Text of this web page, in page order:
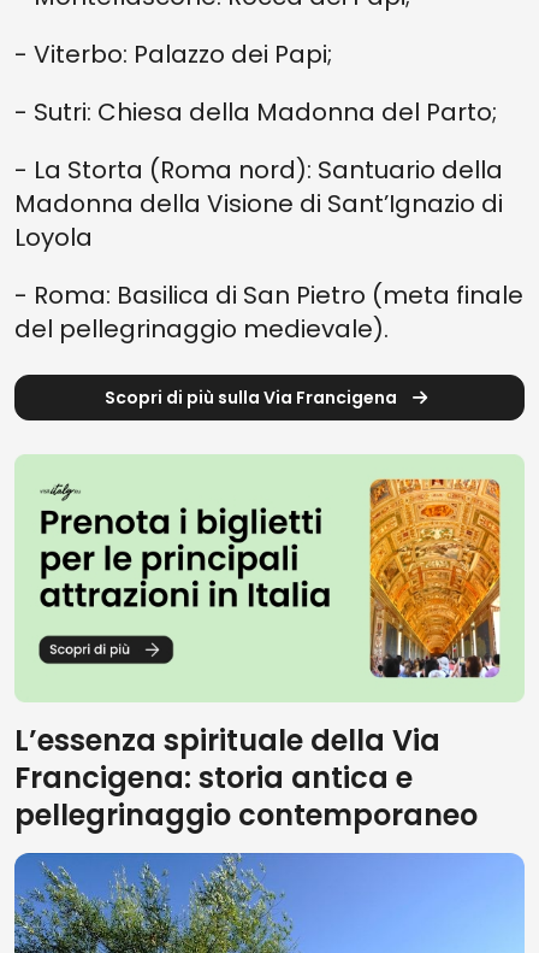
- Viterbo: Palazzo dei Papi;
- Sutri: Chiesa della Madonna del Parto;
- La Storta (Roma nord): Santuario della
Madonna della Visione di Sant’Ignazio di
Loyola
- Roma: Basilica di San Pietro (meta finale
del pellegrinaggio medievale).
Scopri di più sulla Via Francigena
L’essenza spirituale della Via
Francigena: storia antica e
pellegrinaggio contemporaneo